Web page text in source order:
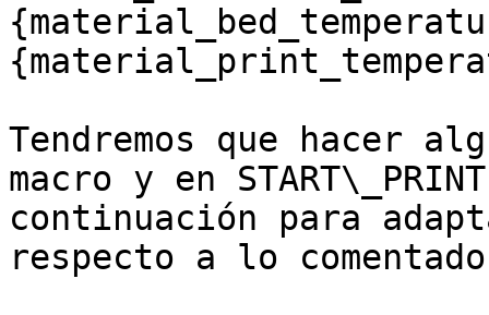
Tendremos que hacer
macro y en
continuación para
respecto a lo